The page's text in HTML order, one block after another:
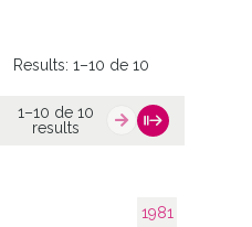
Results:1–10 de 10
1–10 de 10
results
1981